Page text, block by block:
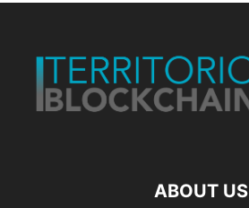
ABOUT US